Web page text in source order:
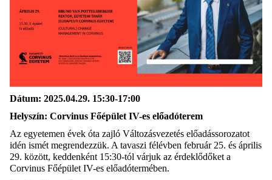
Dátum: 2025.04.29. 15:30-17:00
Helyszín: Corvinus Főépület IV-es előadóterem
Az egyetemen évek óta zajló Változásvezetés előadássorozatot
idén ismét megrendezzük. A tavaszi félévben február 25. és április
29. között, keddenként 15:30-tól várjuk az érdeklődőket a
Corvinus Főépület IV-es előadótermében.